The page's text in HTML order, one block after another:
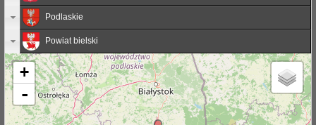
Podlaskie
Powiat bielski
+
-